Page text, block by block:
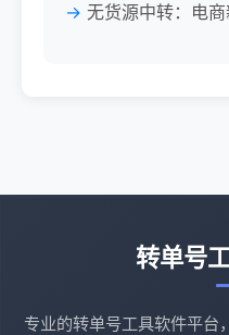
无货源中转：电
转单号
专业的转单号工具软件平台